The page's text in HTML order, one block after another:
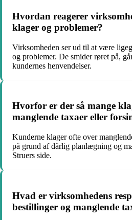
Hvordan reagerer
klager og problemer?
Virksomheden ser ud til at være
og problemer. De smider røret på,
kundernes henvendelser.
Hvorfor er der så mange
manglende taxaer eller
Kunderne klager ofte over
på grund af dårlig planlægning og
Struers side.
Hvad er virksomhedens
bestillinger og manglende